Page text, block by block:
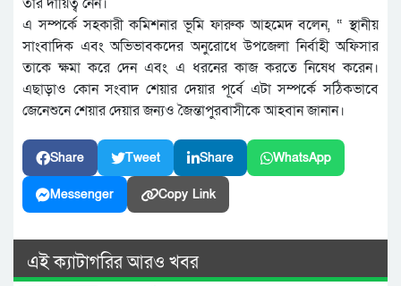
তার দায়িত্ব নেন।
এ সম্পর্কে সহকারী কমিশনার ভূমি ফারুক আহমেদ বলেন, “ স্থানীয়
সাংবাদিক এবং অভিভাবকদের অনুরোধে উপজেলা নির্বাহী অফিসার
তাকে ক্ষমা করে দেন এবং এ ধরনের কাজ করতে নিষেধ করেন।
এছাড়াও কোন সংবাদ শেয়ার দেয়ার পূর্বে এটা সম্পর্কে সঠিকভাবে
জেনেশুনে শেয়ার দেয়ার জন্যও জৈন্তাপুরবাসীকে আহবান জানান।
Share Tweet Share WhatsApp
Messenger Copy Link
এই ক্যাটাগরির আরও খবর